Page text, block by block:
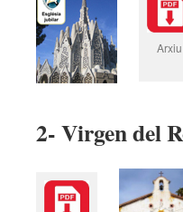
Arxiu
2- Virgen del